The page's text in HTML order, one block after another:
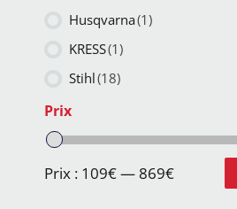
Husqvarna(1)
KRESS(1)
Stihl(18)
Prix
Prix : 109€— 869€